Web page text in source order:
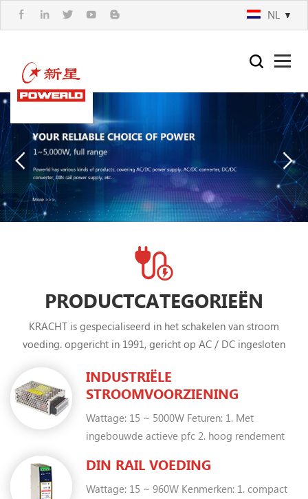
NL
PRODUCTCATEGORIEËN
KRACHT is gespecialiseerd in het schakelen van stroom
voeding. opgericht in 1991, gericht op AC / DC ingesloten
DC / DC Converter ondertussen meer dan 80 ervaren
ingenieurs kunnen u zeer professionele service op maat bieden
INDUSTRIËLE
STROOMVOORZIENING
Wattage: 15 ~ 5000W Feturen: 1. Met
ingebouwde actieve pfc 2. hoog rendement
toepasbaar bij piekbelasting 5.
werktemperatuur tot 70 graden
DIN RAIL VOEDING
Wattage: 15 ~ 960W Kenmerken: 1. compact